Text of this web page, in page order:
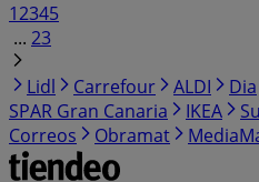
12345
... 23
Lidl
Carrefour ALDI Dia
SPAR Gran Canaria
IKEA
Correos
Obramat